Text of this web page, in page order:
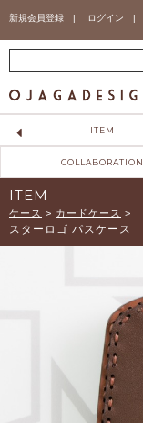
新規会員登録 | ログイン |
ITEM
COLLABORATION
ITEM
ケース > カードケース >
スターロゴ パスケース